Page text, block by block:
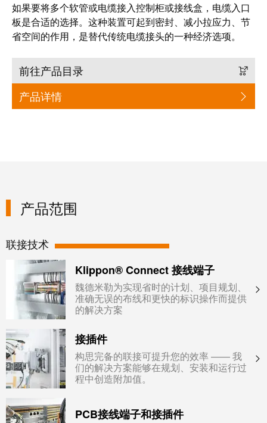
如果要将多个软管或电缆接入控制柜或接线盒，电缆入口
板是合适的选择。这种装置可起到密封、减小拉应力、节
省空间的作用，是替代传统电缆接头的一种经济选项。
前往产品目录
产品详情
产品范围
联接技术
Klippon® Connect 接线端子
魏德米勒为实现省时的计划、项目规划、
准确无误的布线和更快的标识操作而提供
的解决方案
接插件
构思完备的联接可提升您的效率 —— 我
们的解决方案能够在规划、安装和运行过
程中创造附加值。
PCB接线端子和接插件